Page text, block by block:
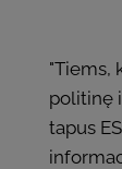
"Tiems,
politinę
tapus